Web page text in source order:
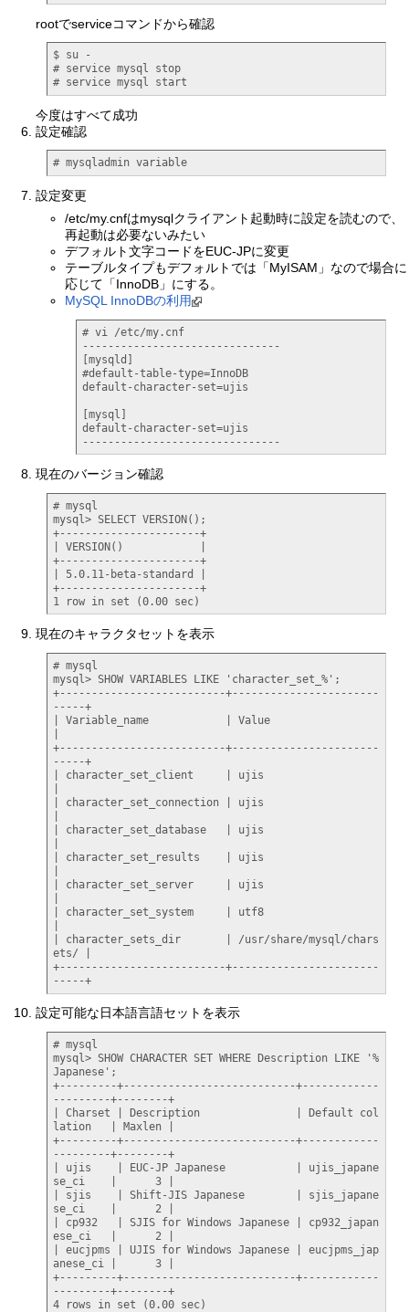
rootでserviceコマンドから確認
$ su -
# service mysql stop
# service mysql start
今度はすべて成功
設定確認
# mysqladmin variable
設定変更
/etc/my.cnfはmysqlクライアント起動時に設定を読むので、
再起動は必要ないみたい
デフォルト文字コードをEUC-JPに変更
テーブルタイプもデフォルトでは「MyISAM」なので場合に
応じて「InnoDB」にする。
MySQL InnoDBの利用
# vi /etc/my.cnf
-------------------------------
[mysqld]
#default-table-type=InnoDB
default-character-set=ujis
[mysql]
default-character-set=ujis
-------------------------------
現在のバージョン確認
# mysql
mysql> SELECT VERSION();
+----------------------+
| VERSION()            |
+----------------------+
| 5.0.11-beta-standard |
+----------------------+
1 row in set (0.00 sec)
現在のキャラクタセットを表示
# mysql
mysql> SHOW VARIABLES LIKE 'character_set_%';
+--------------------------+-----------------------
-----+
| Variable_name            | Value
+--------------------------+-----------------------
-----+
| character_set_client     | ujis
| character_set_connection | ujis
| character_set_database   | ujis
| character_set_results    | ujis
| character_set_server     | ujis
| character_set_system     | utf8
| character_sets_dir       | /usr/share/mysql/chars
ets/ |
+--------------------------+-----------------------
-----+
設定可能な日本語言語セットを表示
# mysql
mysql> SHOW CHARACTER SET WHERE Description LIKE '%
Japanese';
+---------+---------------------------+------------
---------+--------+
| Charset | Description               | Default col
lation   | Maxlen |
+---------+---------------------------+------------
---------+--------+
| ujis    | EUC-JP Japanese           | ujis_japane
se_ci    |      3 |
| sjis    | Shift-JIS Japanese        | sjis_japane
se_ci    |      2 |
| cp932   | SJIS for Windows Japanese | cp932_japan
ese_ci   |      2 |
| eucjpms | UJIS for Windows Japanese | eucjpms_jap
anese_ci |      3 |
+---------+---------------------------+------------
---------+--------+
4 rows in set (0.00 sec)